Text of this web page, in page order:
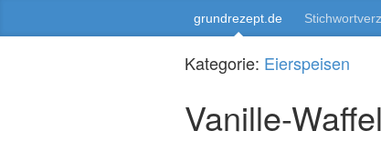
grundrezept.de
Kategorie: Eierspeisen
Vanille-